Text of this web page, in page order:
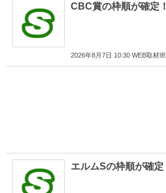
CBC賞の枠順が確定！
2026年8月7日 10:30 WEB取材
エルムSの枠順が確定